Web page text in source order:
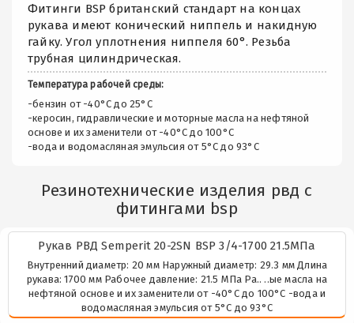
Фитинги BSP британский стандарт на концах
рукава имеют конический ниппель и накидную
гайку. Угол уплотнения ниппеля 60°. Резьба
трубная цилиндрическая.
Температура рабочей среды:
-бензин от -40°C до 25°C
-керосин, гидравлические и моторные масла на нефтяной
основе и их заменители от -40°C до 100°C
-вода и водомасляная эмульсия от 5°C до 93°C
Резинотехнические изделия рвд с
фитингами bsp
Рукав РВД Semperit 20-2SN BSP 3/4-1700 21.5МПа
Внутренний диаметр: 20 мм Наружный диаметр: 29.3 мм Длина
рукава: 1700 мм Рабочее давление: 21.5 МПа Ра.. ..ые масла на
нефтяной основе и их заменители от -40°C до 100°C -вода и
водомасляная эмульсия от 5°C до 93°C